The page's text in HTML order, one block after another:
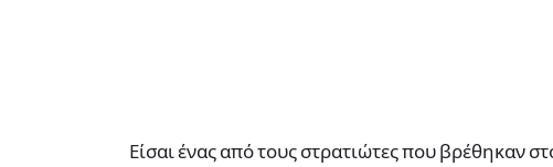
Είσαι ένας από τους στρατιώτες που βρέθηκαν